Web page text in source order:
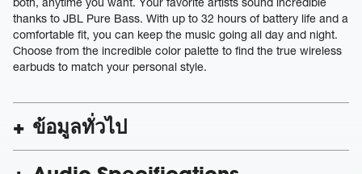
thanks to JBL Pure Bass. With up to 32 hours of battery life and a
comfortable fit, you can keep the music going all day and night.
Choose from the incredible color palette to find the true wireless
earbuds to match your personal style.
ข้อมูลทั่วไป